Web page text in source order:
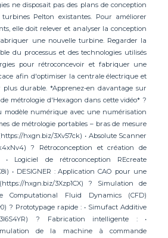
ne disposait pas des plans de conception
Pelton existantes. Pour améliorer
elle doit relever et analyser la conception
une nouvelle turbine. Regarder la
du processus et des technologies utilisés
pour rétroconcevoir et fabriquer une
afin d'optimiser la centrale électrique et
durable. *Apprenez-en davantage sur
métrologie d'Hexagon dans cette vidéo* ?
modèle numérique avec une numérisation
de métrologie portables – bras de mesure
hxgn.biz/3Xv57ck) • Absolute Scanner
? Rétroconception et création de
Logiciel de rétroconception REcreate
• DESIGNER : Application CAO pour une
hxgn.biz/3Xzp1CX) ? Simulation de
Computational Fluid Dynamics (CFD)
? Prototypage rapide : • Simufact Additive
3I6S4YR) ? Fabrication intelligente : •
de la machine à commande